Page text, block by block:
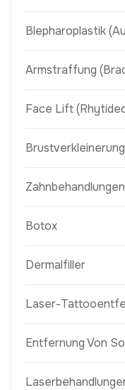
Blepharoplastik
Armstraffung
Face Lift
Brustverkleinerung
Zahnbehandlungen
Botox
Dermalfiller
Laser-
Entfernung Von